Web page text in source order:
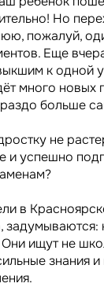
Но
пожалуй,
Еще
к одной
много новых
больше
не
и успешно
в
задумываются:
Они ищут не
знания